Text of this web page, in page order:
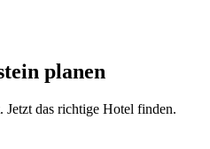
planen
Jetzt das richtige Hotel finden.